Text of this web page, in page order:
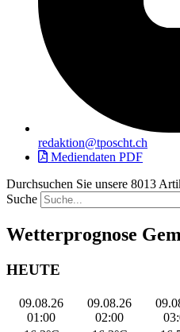
redaktion@tposcht.ch
Mediendaten PDF
Durchsuchen Sie unsere 8013
Suche
Wetterprognose
HEUTE
09.08.26
01:00
09.08.26
02:00